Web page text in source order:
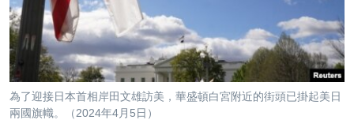
到
索
國際
經貿
視頻
每日視頻新聞
音頻
為了迎接日本首相岸田文雄訪美，華盛頓白宮附近的街頭已掛起美日
兩國旗幟。（2024年4月5日）